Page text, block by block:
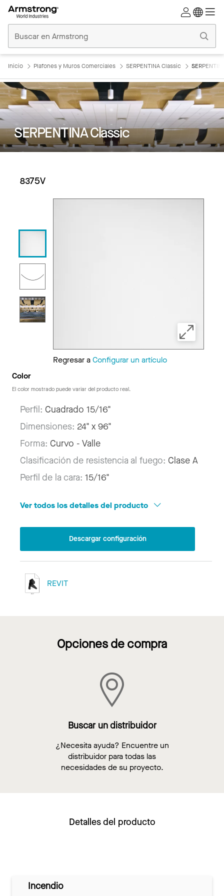
Comerciales
Inicio
Inicio Plafones y Muros Comerciales SERPENTINA Classic
SERPENTINA Classic
8375V
Regresar aConfigurar un artículo
Color
El color mostrado puede variar del producto real.
Perfil: Cuadrado 15/16"
Dimensiones: 24" x 96"
Forma: Curvo - Valle
Clasificación de resistencia al fuego: Clase A
Perfil de la cara: 15/16"
Ver todos los detalles del producto
Descargar configuración
REVIT
Opciones de compra
Buscar un distribuidor
¿Necesita ayuda? Encuentre un
distribuidor para todas las
necesidades de su proyecto.
Detalles del producto
Incendio